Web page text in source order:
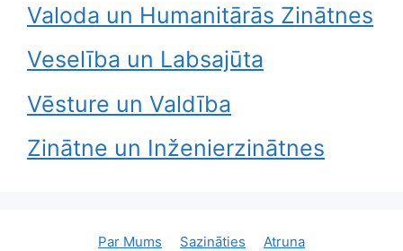
Valoda un Humanitārās Zinātnes
Veselība un Labsajūta
Vēsture un Valdība
Zinātne un Inženierzinātnes
Par Mums Sazināties
Atruna